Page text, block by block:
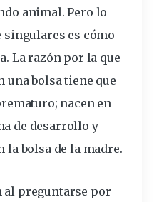
animal. Pero lo
singulares es cómo
La razón por la que
una bolsa tiene que
nacen en
de desarrollo y
la bolsa de la madre.
al preguntarse por